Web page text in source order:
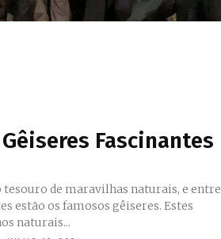
Fascinantes
de maravilhas naturais, e entre
estão os famosos gêiseres. Estes
naturais...